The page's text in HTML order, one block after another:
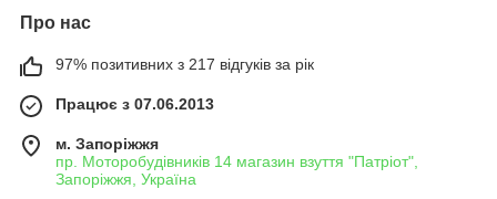
Про нас
97% позитивних з 217 відгуків за рік
Працює з 07.06.2013
м. Запоріжжя
пр. Моторобудівників 14 магазин взуття "Патріот",
Запоріжжя, Україна